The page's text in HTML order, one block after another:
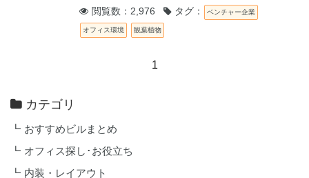
閲覧数：2,976 タグ： ベンチャー企業
オフィス環境 観葉植物
1
カテゴリ
おすすめビルまとめ
オフィス探し･お役立ち
内装・レイアウト